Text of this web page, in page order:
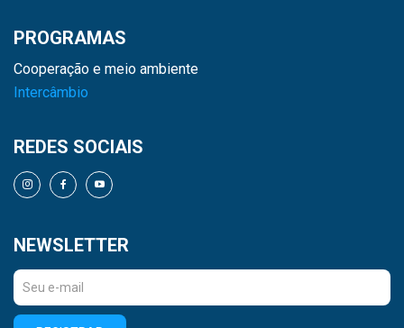
PROGRAMAS
Cooperação e meio ambiente
Intercâmbio
REDES SOCIAIS
NEWSLETTER